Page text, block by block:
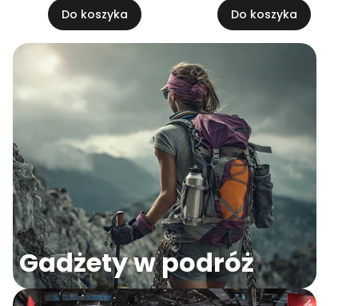
Do koszyka Do koszyka
Gadżety w podróż